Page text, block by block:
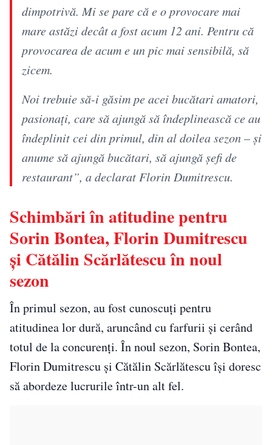
dimpotrivă. Mi se pare că e o provocare mai
mare astăzi decât a fost acum 12 ani. Pentru că
provocarea de acum e un pic mai sensibilă, să
zicem.
Noi trebuie să-i găsim pe acei bucătari amatori,
pasionați, care să ajungă să îndeplinească ce au
îndeplinit cei din primul, din al doilea sezon – și
anume să ajungă bucătari, să ajungă șefi de
restaurant”, a declarat Florin Dumitrescu.
Schimbări în atitudine pentru
Sorin Bontea, Florin Dumitrescu
și Cătălin Scărlătescu în noul
sezon
În primul sezon, au fost cunoscuți pentru
atitudinea lor dură, aruncând cu farfurii și cerând
totul de la concurenți. În noul sezon, Sorin Bontea,
Florin Dumitrescu și Cătălin Scărlătescu își doresc
să abordeze lucrurile într-un alt fel.